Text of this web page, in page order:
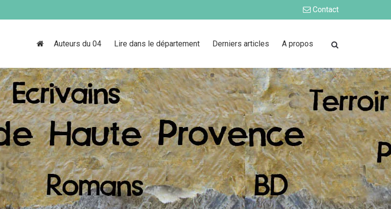
Contact
Auteurs du 04 Lire dans le département Derniers articles A propos